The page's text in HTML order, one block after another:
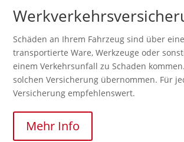
Schäden an Ihrem Fahrzeug sind über
transportierte Ware, Werkzeuge oder
einem Verkehrsunfall zu Schaden
solchen Versicherung übernommen. Für
Versicherung empfehlenswert.
Mehr Info